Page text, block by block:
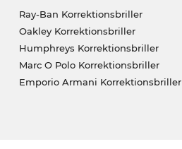
Ray-Ban Korrektionsbriller
Oakley Korrektionsbriller
Humphreys Korrektionsbriller
Marc O Polo Korrektionsbriller
Emporio Armani Korrektionsbriller